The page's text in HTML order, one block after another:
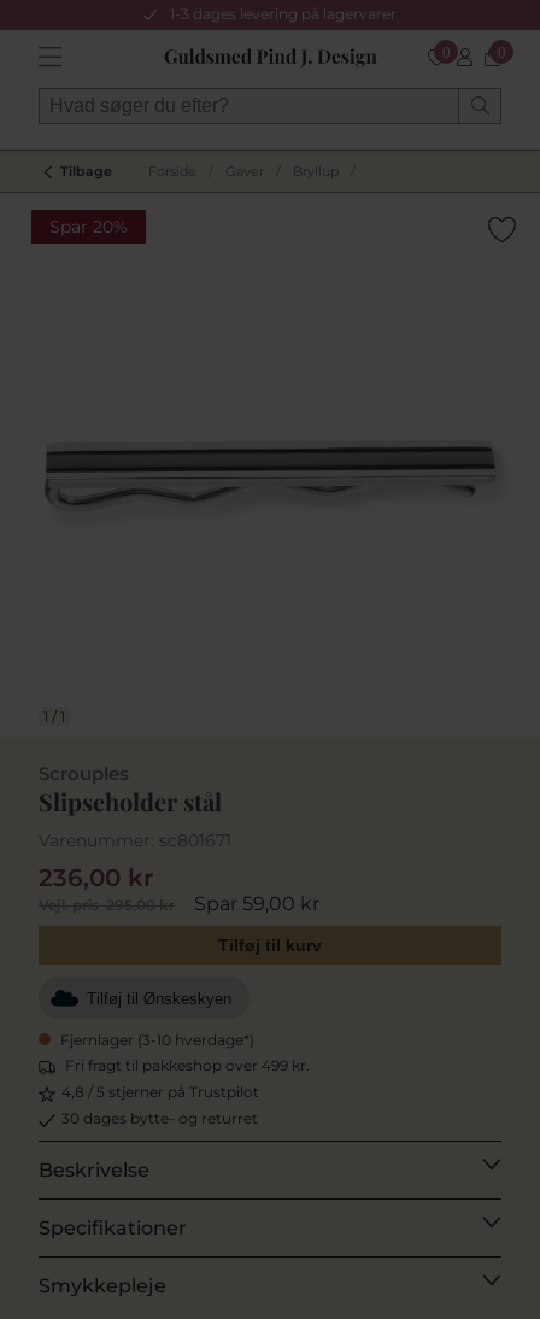
1-3 dages levering på lagervarer
0 0
Tilbage Forside Gaver Bryllup
Spar 20%
1 / 1
Scrouples
Slipseholder stål
Varenummer: sc801671
Vejl. pris295,00 kr Spar 59,00 kr
236,00 kr
Tilføj til kurv
Tilføj til Ønskeskyen
Fjernlager (3-10 hverdage*)
Fri fragt til pakkeshop over 499 kr.
4,8 / 5 stjerner på Trustpilot
30 dages bytte- og returret
Beskrivelse
Specifikationer
Smykkepleje